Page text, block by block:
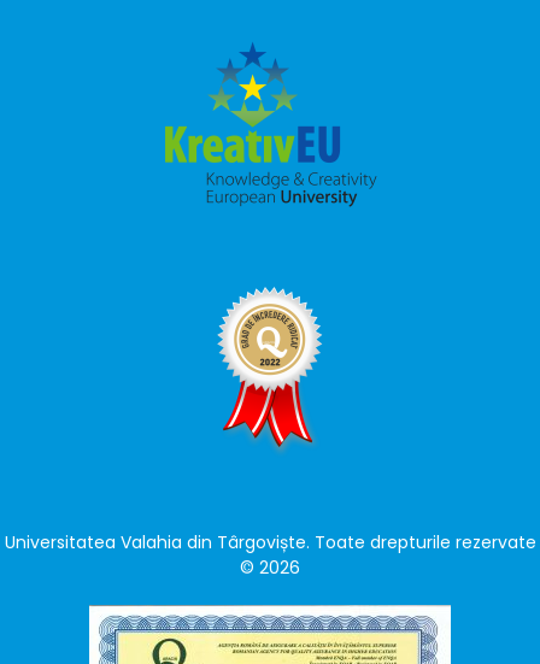
Universitatea Valahia din Târgoviște. Toate drepturile rezervate
© 2026